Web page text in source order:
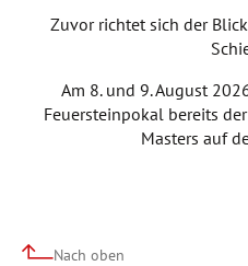
Zuvor richtet sich der
Am 8. und 9. August
Feuersteinpokal bereits
Masters auf
Nach oben